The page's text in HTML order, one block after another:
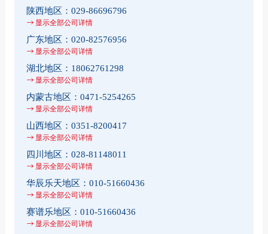
陕西地区： 029-86696796
显示全部公司详情
广东地区： 020-82576956
显示全部公司详情
湖北地区： 18062761298
显示全部公司详情
内蒙古地区： 0471-5254265
显示全部公司详情
山西地区： 0351-8200417
显示全部公司详情
四川地区： 028-81148011
显示全部公司详情
华辰乐天地区： 010-51660436
显示全部公司详情
赛谱乐地区： 010-51660436
显示全部公司详情